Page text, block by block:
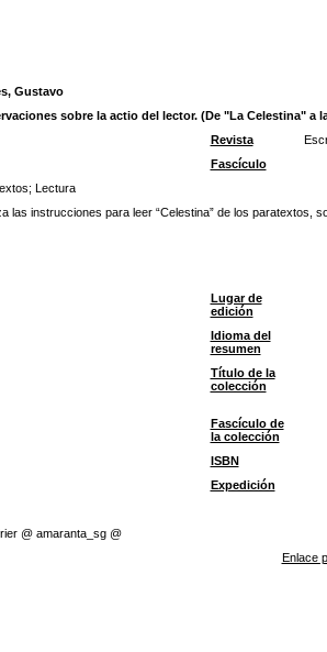
Gustavo
sobre la actio del lector. (De "La Celestina" a
Revista
Fascículo
; Lectura
las instrucciones para leer “Celestina” de los paratextos,
Lugar de
edición
Idioma del
resumen
Título de la
colección
Fascículo de
la colección
ISBN
Expedición
@ amaranta_sg @
Enlace